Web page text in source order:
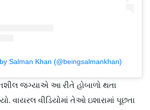
Salman Khan (@beingsalmankhan)
જગ્યાએ આ રીતે હોબાળો થતા
વાયરલ વીડિયોમાં તેઓ ઇશારામાં પૂછતા